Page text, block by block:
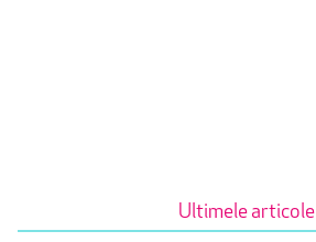
Ultimele articole